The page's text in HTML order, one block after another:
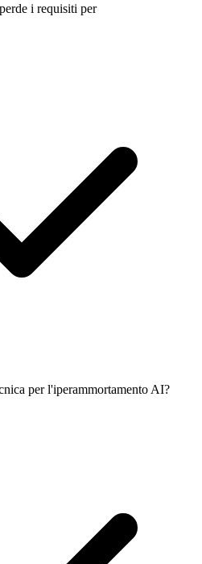
i requisiti per
per l'iperammortamento AI?